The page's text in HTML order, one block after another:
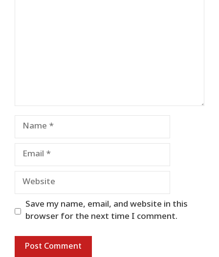
Name
Email
Website
Save my name, email, and website in this
browser for the next time I comment.